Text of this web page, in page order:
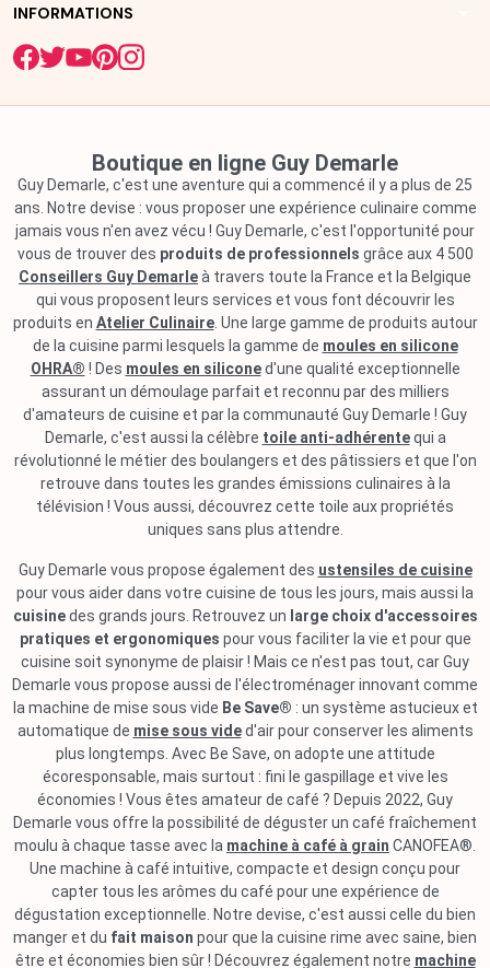
INFORMATIONS
Boutique en ligne Guy Demarle
Guy Demarle, c'est une aventure qui a commencé il y a plus de 25
ans. Notre devise : vous proposer une expérience culinaire comme
jamais vous n'en avez vécu ! Guy Demarle, c'est l'opportunité pour
vous de trouver des produits de professionnels grâce aux 4 500
Conseillers Guy Demarleà travers toute la France et la Belgique
qui vous proposent leurs services et vous font découvrir les
produits en Atelier Culinaire. Une large gamme de produits autour
de la cuisine parmi lesquels la gamme de moules en silicone
OHRA® ! Des moules en siliconed'une qualité exceptionnelle
assurant un démoulage parfait et reconnu par des milliers
d'amateurs de cuisine et par la communauté Guy Demarle ! Guy
Demarle, c'est aussi la célèbre toile anti-adhérentequi a
révolutionné le métier des boulangers et des pâtissiers et que l'on
retrouve dans toutes les grandes émissions culinaires à la
télévision ! Vous aussi, découvrez cette toile aux propriétés
uniques sans plus attendre.
Guy Demarle vous propose également des ustensiles de cuisine
pour vous aider dans votre cuisine de tous les jours, mais aussi la
cuisinedes grands jours. Retrouvez un large choix d'accessoires
pratiques et ergonomiques pour vous faciliter la vie et pour que
cuisine soit synonyme de plaisir ! Mais ce n'est pas tout, car Guy
Demarle vous propose aussi de l'électroménager innovant comme
la machine de mise sous vide Be Save® : un système astucieux et
automatique de mise sous vided'air pour conserver les aliments
plus longtemps. Avec Be Save, on adopte une attitude
écoresponsable, mais surtout : fini le gaspillage et vive les
économies ! Vous êtes amateur de café ? Depuis 2022, Guy
Demarle vous offre la possibilité de déguster un café fraîchement
moulu à chaque tasse avec la machine à café à grain CANOFEA®.
Une machine à café intuitive, compacte et design conçu pour
capter tous les arômes du café pour une expérience de
dégustation exceptionnelle. Notre devise, c'est aussi celle du bien
manger et du fait maison pour que la cuisine rime avec saine, bien
être et économies bien sûr ! Découvrez également notre machine